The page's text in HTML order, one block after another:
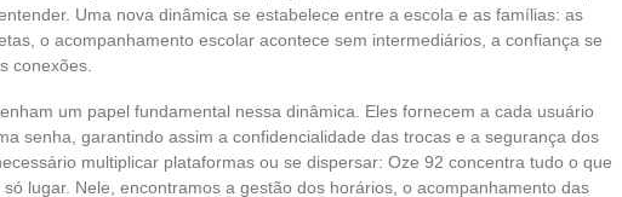
Uma nova dinâmica se estabelece entre a escola e as famílias: as
o acompanhamento escolar acontece sem intermediários, a confiança se
conexões.
um papel fundamental nessa dinâmica. Eles fornecem a cada usuário
senha, garantindo assim a confidencialidade das trocas e a segurança dos
multiplicar plataformas ou se dispersar: Oze 92 concentra tudo o que
lugar. Nele, encontramos a gestão dos horários, o acompanhamento das